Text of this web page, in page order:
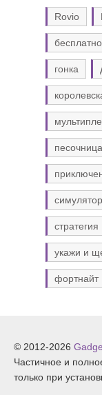
Rovio
бесплатно
гонка
песочница
симулятор
стратегия
укажи и
фортнайт
© 2012-2026
Частичное и
только при